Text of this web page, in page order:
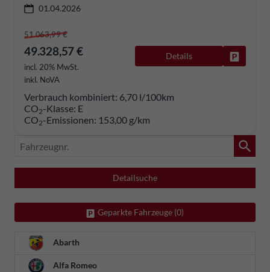
01.04.2026
51.063,99 €
49.328,57 €
incl. 20% MwSt.
inkl. NoVA
Details
Verbrauch kombiniert: 6,70 l/100km
CO2-Klasse: E
CO2-Emissionen: 153,00 g/km
Fahrzeugnr.
Detailsuche
Geparkte Fahrzeuge (0)
Abarth
Alfa Romeo